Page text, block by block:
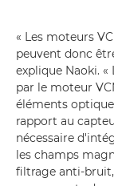
« Les moteurs
peuvent donc
explique Naoki.
par le moteur
éléments
rapport au
nécessaire
les champs
filtrage anti-